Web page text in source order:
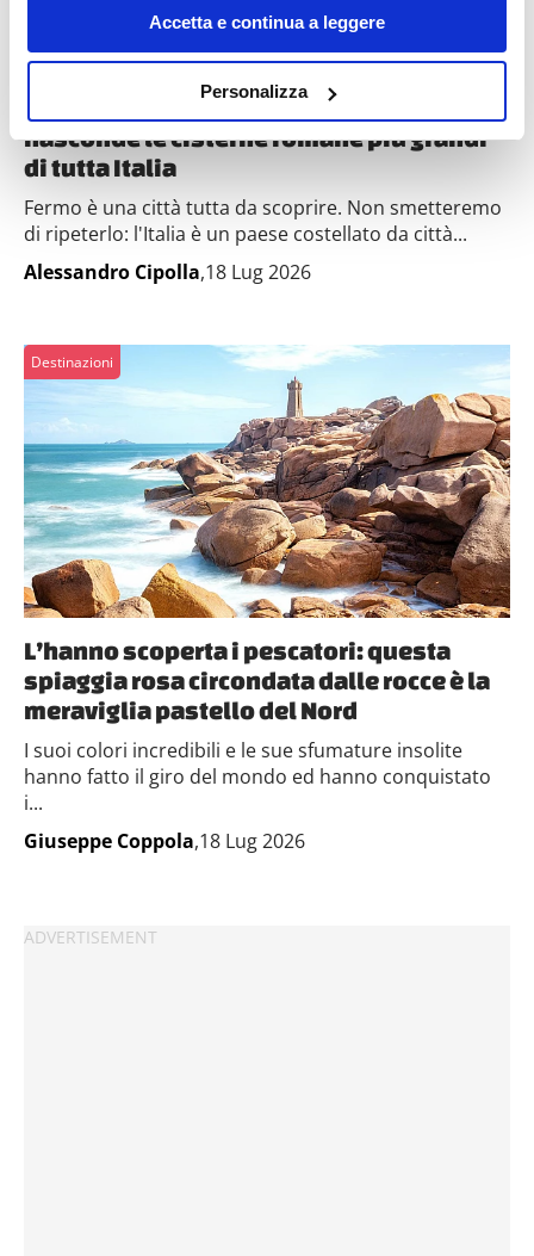
sull'icona di attivazione della privacy.
raccogliere informazioni sulla tua posizione
geografica, con un'approssimazione di qualche
metro,
attivamente alla ricerca di caratteristiche specifiche
Approfondisci come vengono elaborati i tuoi dati personali
modificare o ritirare il tuo consenso in qualsiasi momento
dalla Dichiarazione sui cookie.
Utilizziamo i cookie per personalizzare contenuti ed
annunci, per fornire funzionalità dei social media e per
analizzare il nostro traffico. Condividiamo inoltre
informazioni sul modo in cui utilizzi il nostro sito con i
nostri partner che si occupano di analisi dei dati web,
pubblicità e social media, i quali potrebbero combinarle
con altre informazioni che hai fornito loro o che hanno
Accetta e continua a leggere
Personalizza
Nelle Marche c’è una città millenaria che
nasconde le cisterne romane più grandi
di tutta Italia
Fermo è una città tutta da scoprire. Non smetteremo
di ripeterlo: l'Italia è un paese costellato da città...
Alessandro Cipolla,18 Lug 2026
Destinazioni
L’hanno scoperta i pescatori: questa
spiaggia rosa circondata dalle rocce è la
meraviglia pastello del Nord
I suoi colori incredibili e le sue sfumature insolite
hanno fatto il giro del mondo ed hanno conquistato
i...
Giuseppe Coppola,18 Lug 2026